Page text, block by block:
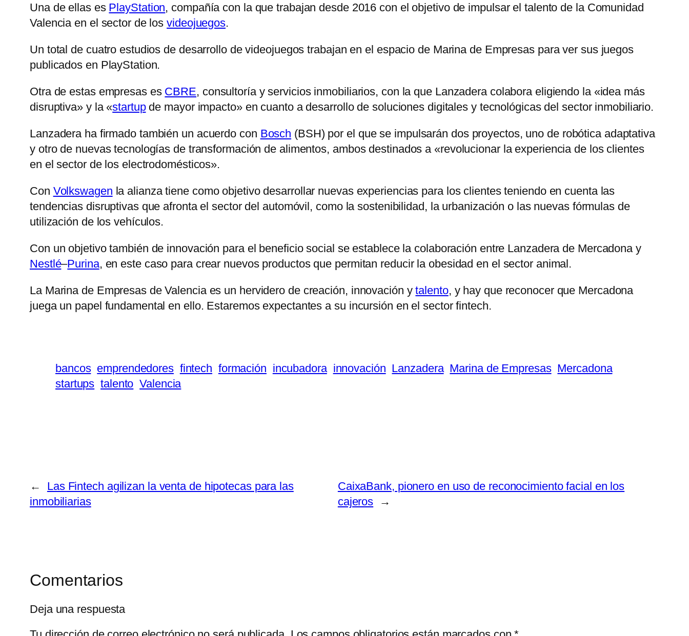
Una de ellas es PlayStation, compañía con la que trabajan desde 2016 con el objetivo de impulsar el talento de la Comunidad
Valencia en el sector de losvideojuegos.
Un total de cuatro estudios de desarrollo de videojuegos trabajan en el espacio de Marina de Empresas para ver sus juegos
publicados en PlayStation.
Otra de estas empresas es CBRE, consultoría y servicios inmobiliarios, con la que Lanzadera colabora eligiendo la «idea más
disruptiva» y la «startupde mayor impacto» en cuanto a desarrollo de soluciones digitales y tecnológicas del sector inmobiliario.
Lanzadera ha firmado también un acuerdo con Bosch (BSH) por el que se impulsarán dos proyectos, uno de robótica adaptativa
y otro de nuevas tecnologías de transformación de alimentos, ambos destinados a «revolucionar la experiencia de los clientes
en el sector de los electrodomésticos».
Con Volkswagen la alianza tiene como objetivo desarrollar nuevas experiencias para los clientes teniendo en cuenta las
tendencias disruptivas que afronta el sector del automóvil, como la sostenibilidad, la urbanización o las nuevas fórmulas de
utilización de los vehículos.
Con un objetivo también de innovación para el beneficio social se establece la colaboración entre Lanzadera de Mercadona y
Nestlé–Purina, en este caso para crear nuevos productos que permitan reducir la obesidad en el sector animal.
La Marina de Empresas de Valencia es un hervidero de creación, innovación ytalento, y hay que reconocer que Mercadona
juega un papel fundamental en ello. Estaremos expectantes a su incursión en el sector fintech.
bancos emprendedores fintech formación incubadora innovación Lanzadera Marina de Empresas Mercadona
startups talento Valencia
←
Las Fintech agilizan la venta de hipotecas para las
inmobiliarias
CaixaBank, pionero en uso de reconocimiento facial en los
cajeros
→
Comentarios
Deja una respuesta